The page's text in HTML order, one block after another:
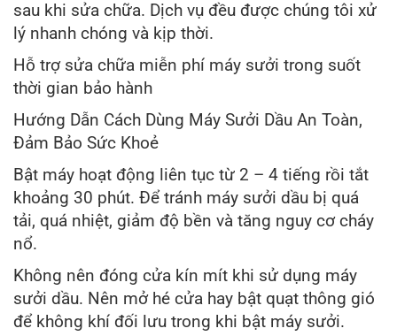
sau khi sửa chữa. Dịch vụ đều được chúng tôi xử
lý nhanh chóng và kịp thời.
Hỗ trợ sửa chữa miễn phí máy sưởi trong suốt
thời gian bảo hành
Hướng Dẫn Cách Dùng Máy Sưởi Dầu An Toàn,
Đảm Bảo Sức Khoẻ
Bật máy hoạt động liên tục từ 2 – 4 tiếng rồi tắt
khoảng 30 phút. Để tránh máy sưởi dầu bị quá
tải, quá nhiệt, giảm độ bền và tăng nguy cơ cháy
nổ.
Không nên đóng cửa kín mít khi sử dụng máy
sưởi dầu. Nên mở hé cửa hay bật quạt thông gió
để không khí đối lưu trong khi bật máy sưởi.